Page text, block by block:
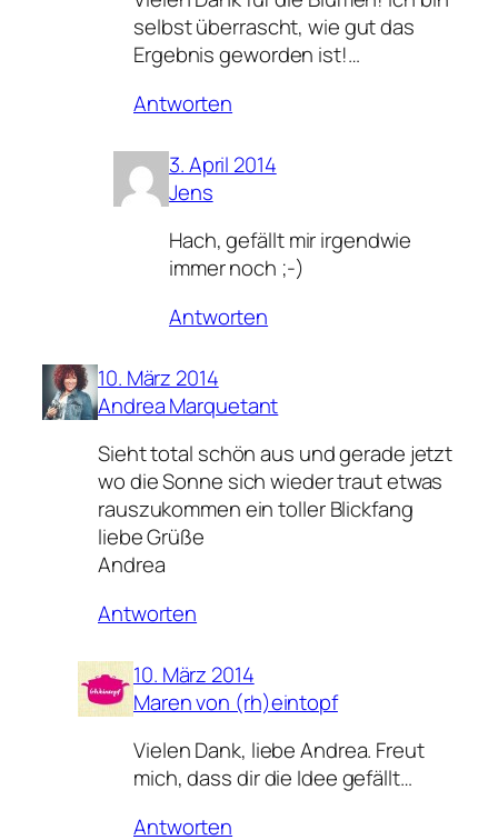
selbst überrascht, wie gut das
Ergebnis geworden ist!…
Antworten
3. April 2014
Jens
Hach, gefällt mir irgendwie
immer noch ;-)
Antworten
10. März 2014
Andrea Marquetant
Sieht total schön aus und gerade jetzt
wo die Sonne sich wieder traut etwas
rauszukommen ein toller Blickfang
liebe Grüße
Andrea
Antworten
10. März 2014
Maren von (rh)eintopf
Vielen Dank, liebe Andrea. Freut
mich, dass dir die Idee gefällt…
Antworten